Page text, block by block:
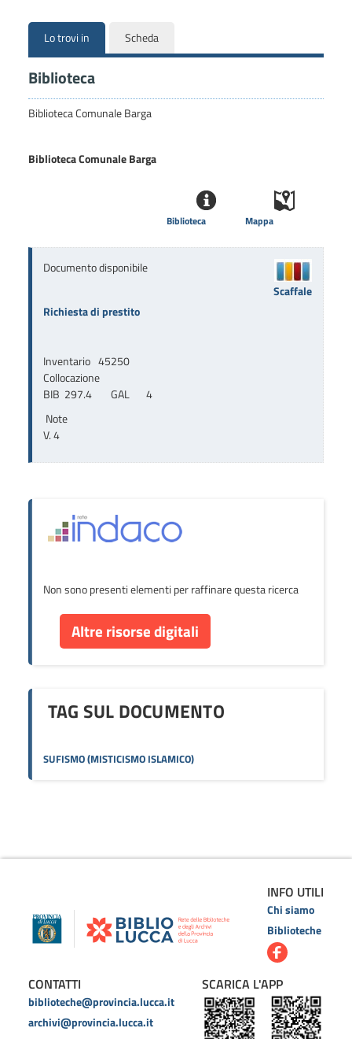
Lo trovi in Scheda
Biblioteca
Biblioteca Comunale Barga
Biblioteca Comunale Barga
Mappa
Biblioteca
Documento disponibile
Richiesta di prestito
Inventario 45250
Collocazione
BIB  297.4        GAL       4
Note
V. 4
Scaffale
Non sono presenti elementi per raffinare questa ricerca
Altre risorse digitali
TAG SUL DOCUMENTO
SUFISMO (MISTICISMO ISLAMICO)
INFO UTILI
Chi siamo
Biblioteche
CONTATTI
biblioteche@provincia.lucca.it
archivi@provincia.lucca.it
SCARICA L'APP